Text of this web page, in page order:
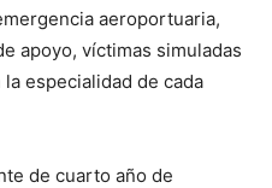
aeroportuaria,
apoyo, víctimas simuladas
especialidad de cada
de cuarto año de